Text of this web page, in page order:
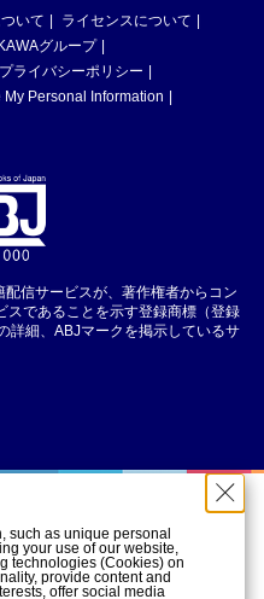
いて
ライセンスについて
グループ
プライバシーポリシー
My Personal Information
信サービスが、著作権者からコン
スであることを示す登録商標（登録
詳細、ABJマークを掲示しているサ
such as unique personal
your use of our website,
technologies (Cookies) on
provide content and
offer social media